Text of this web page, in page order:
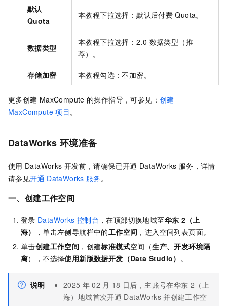
默认
Quota
本教程下拉选择：默认后付费 Quota。
数据类型
本教程下拉选择：2.0 数据类型（推
荐）。
存储加密 本教程勾选：不加密。
更多创建 MaxCompute 的操作指导，可参见： 创建
MaxCompute 项目 。
DataWorks 环境准备
使用 DataWorks 开发前，请确保已开通 DataWorks 服务，详情
请参见开通 DataWorks 服务。
一、创建工作空间
登录 DataWorks 控制台 ，在顶部切换地域至华东 2（上
海）
，单击左侧导航栏中的工作空间 ，进入空间列表页面。
单击创建工作空间 ，创建标准模式空间（生产、开发环境隔
离），不选择使用新版数据开发（Data Studio） 。
说明 2025 年 02 月 18 日后，主账号在华东 2（上
海）地域首次开通 DataWorks 并创建工作空